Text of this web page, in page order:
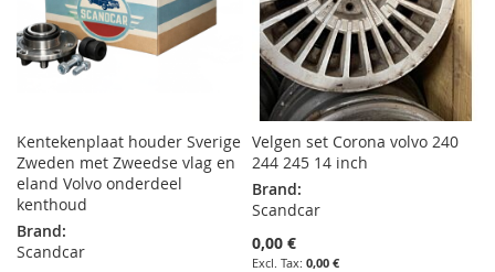
Kentekenplaat houder Sverige
Zweden met Zweedse vlag en
eland Volvo onderdeel
kenthoud
Brand:
Scandcar
Velgen set Corona volvo 240
244 245 14 inch
Brand:
Scandcar
0,00 €
0,00 €